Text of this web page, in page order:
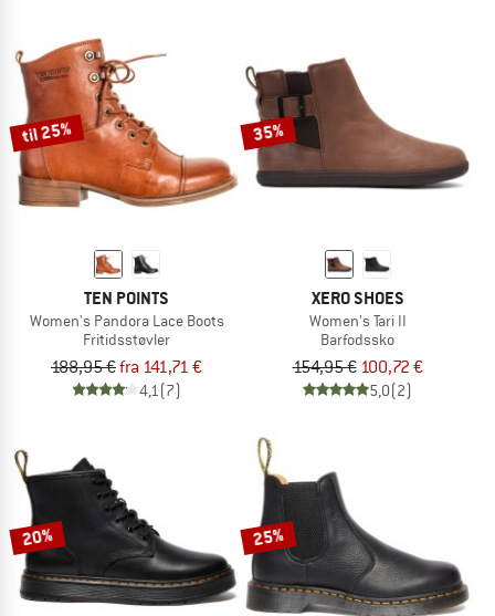
til 25%
TEN POINTS
Women's Pandora Lace Boots
Fritidsstøvler
188,95 €fra 141,71 €
4,1(7)
35%
XERO SHOES
Women's Tari II
Barfodssko
154,95 € 100,72 €
5,0(2)
20% 25%